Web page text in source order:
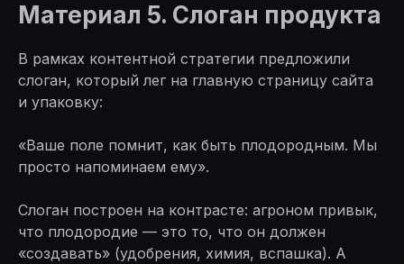
Материал 5. Слоган продукта
В рамках контентной стратегии предложили
слоган, который лег на главную страницу сайта
и упаковку:
«Ваше поле помнит, как быть плодородным. Мы
просто напоминаем ему».
Слоган построен на контрасте: агроном привык,
что плодородие — это то, что он должен
«создавать» (удобрения, химия, вспашка). А